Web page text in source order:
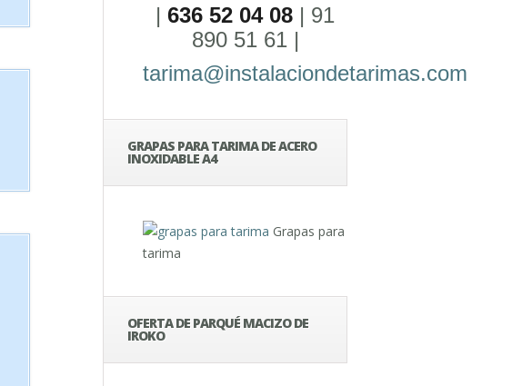
| 636 52 04 08 | 91
890 51 61 |
tarima@instalaciondetarimas.com
GRAPAS PARA TARIMA DE ACERO
INOXIDABLE A4
Grapas para
tarima
OFERTA DE PARQUÉ MACIZO DE
IROKO